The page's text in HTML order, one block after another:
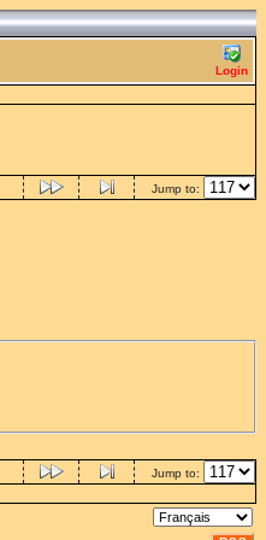
Login
Jump to:
Jump to: